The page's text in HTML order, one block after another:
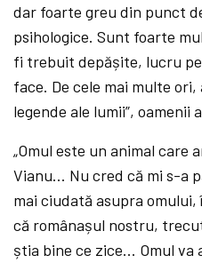
dar foarte greu din punct
psihologice. Sunt foarte
fi trebuit depășite, lucru
face. De cele mai multe
legende ale lumii”, oamenii
„Omul este un animal care
Vianu… Nu cred că mi s-a
mai ciudată asupra
că românașul nostru,
știa bine ce zice… Omul va